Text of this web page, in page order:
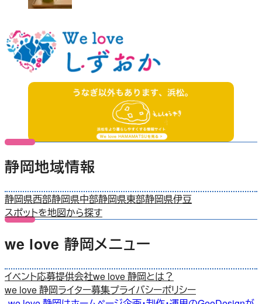
静岡地域情報
静岡県西部静岡県中部静岡県東部静岡県伊豆
スポットを地図から探す
we love 静岡メニュー
イベント応募提供会社we love 静岡とは？
we love 静岡ライター募集プライバシーポリシー